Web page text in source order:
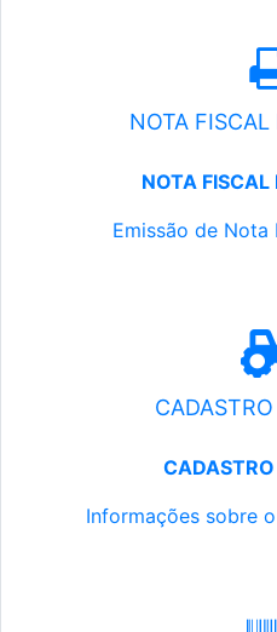
NOTA
NOTA
Emissão de Nota
Informações sobre